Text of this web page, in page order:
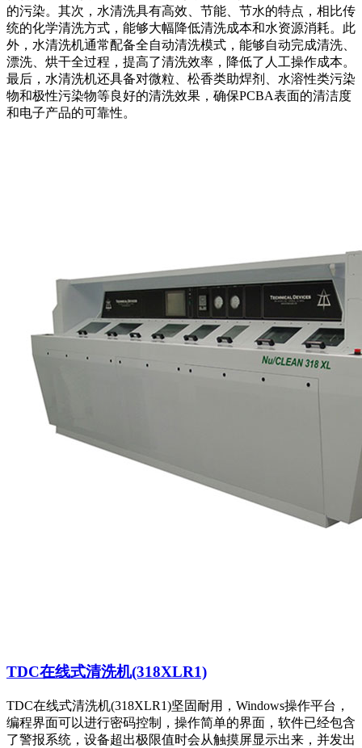
的污染。其次，水清洗具有高效、节能、节水的特点，相比传
统的化学清洗方式，能够大幅降低清洗成本和水资源消耗。此
外，水清洗机通常配备全自动清洗模式，能够自动完成清洗、
漂洗、烘干全过程，提高了清洗效率，降低了人工操作成本。
最后，水清洗机还具备对微粒、松香类助焊剂、水溶性类污染
物和极性污染物等良好的清洗效果，确保PCBA表面的清洁度
和电子产品的可靠性。
TDC在线式清洗机(318XLR1)
TDC在线式清洗机(318XLR1)坚固耐用，Windows操作平台，
编程界面可以进行密码控制，操作简单的界面，软件已经包含
了警报系统，设备超出极限值时会从触摸屏显示出来，并发出